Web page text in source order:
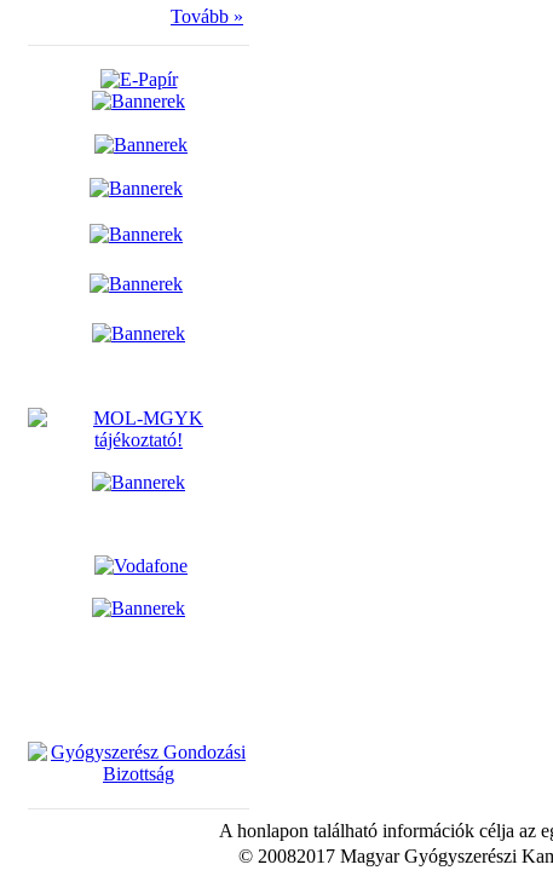
Tovább »
A honlapon található információk célja az
© 20082017 Magyar Gyógyszerészi